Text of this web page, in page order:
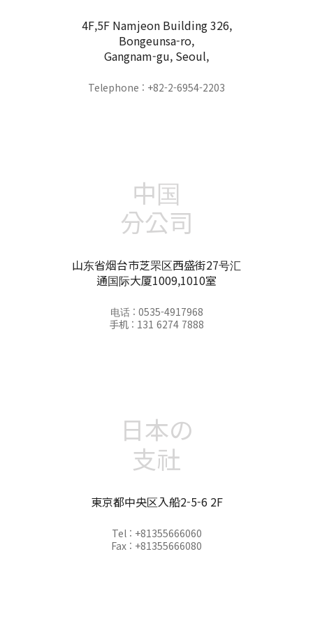
4F,5F Namjeon Building 326,
Bongeunsa-ro,
Gangnam-gu, Seoul,
Telephone : +82-2-6954-2203
中国
分公司
山东省烟台市芝罘区西盛街27号汇
通国际大厦1009,1010室
电话 : 0535-4917968
手机 : 131 6274 7888
日本の
支社
東京都中央区入船2-5-6 2F
Tel : +81355666060
Fax : +81355666080